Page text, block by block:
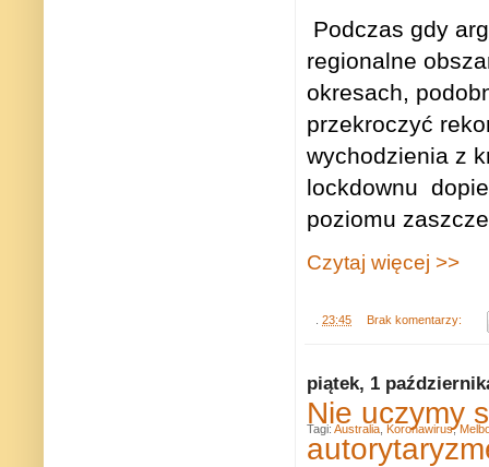
Podczas gdy
regionalne
okresach,
przekroczyć
wychodzienia z
lockdownu
poziomu
Czytaj więcej >>
23:45 Brak komentarzy:
piątek, 1
Nie uczymy
Tagi: Australia Koronawirus,